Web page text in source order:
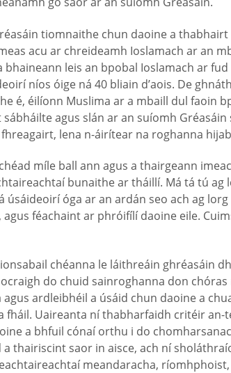
tiomnaithe chun daoine a
acu ar chreideamh Ioslamach ar an
leis an bpobal Ioslamach ar
níos óige ná 40 bliain d’aois. De
é, éilíonn Muslima ar a mbaill dul faoin
agus slán ar an suíomh
lena n-áirítear na roghanna
míle ball ann agus a thairgeann
bunaithe ar tháillí. Má tá tú
óga ar an ardán seo ach ag
féachaint ar phróifílí daoine eile.
chéanna le láithreáin ghréasáin
do chuid sainroghanna don
ardleibhéil a úsáid chun daoine a
Uaireanta ní thabharfaidh critéir an-
a bhfuil cónaí orthu i do
thairiscint saor in aisce, ach ní
meandaracha,